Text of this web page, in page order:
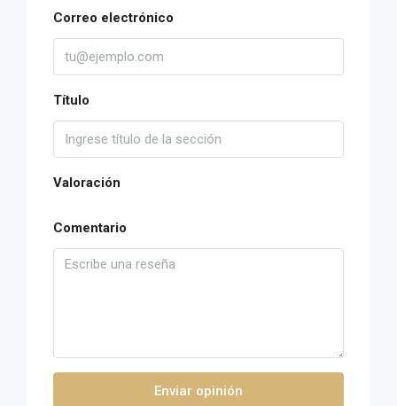
Correo electrónico
Título
Valoración
Comentario
Enviar opinión